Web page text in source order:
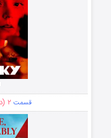
قسمت ۲ (دوبله)